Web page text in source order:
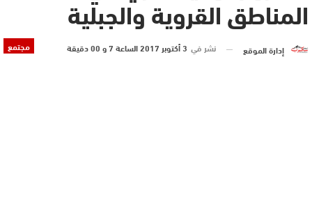
المناطق القروية والجبلية
مجتمع إدارة الموقع نشر في 3 أكتوبر 2017 الساعة 7 و 00 دقيقة